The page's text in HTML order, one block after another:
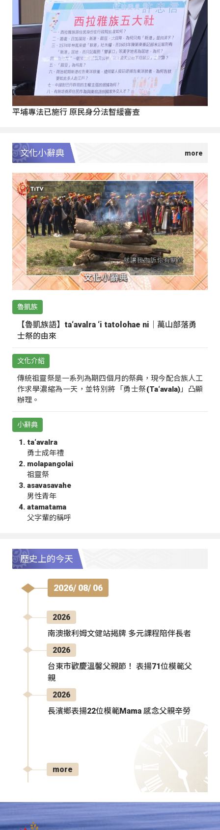
平埔專法已施行 原民身分法暫緩審查
文化小辭典
魯凱族
【魯凱族語】ta‘avalra ‘i tatolohae ni｜萬山部落勇
士祭的由來
文化介紹
傳統祖靈祭是一系列為期四個月的祭典，現今配合族人工
作求學濃縮為一天，並特別將「勇士祭(Ta‘avala)」凸顯
辦理。
小辭典
ta‘avalra
勇士成年禮
molapangolai
祖靈祭
asavasavahe
男性青年
atamatama
父字輩的稱呼
歷史上的今天
2026/ 08/ 06
2026
南澳撒利姆文健站揭牌 多元課程陪伴長者
2026
台東市歡慶溫馨父親節！ 表揚71位模範父
親
2026
長濱鄉表揚22位模範Mama 感念父親辛勞
more